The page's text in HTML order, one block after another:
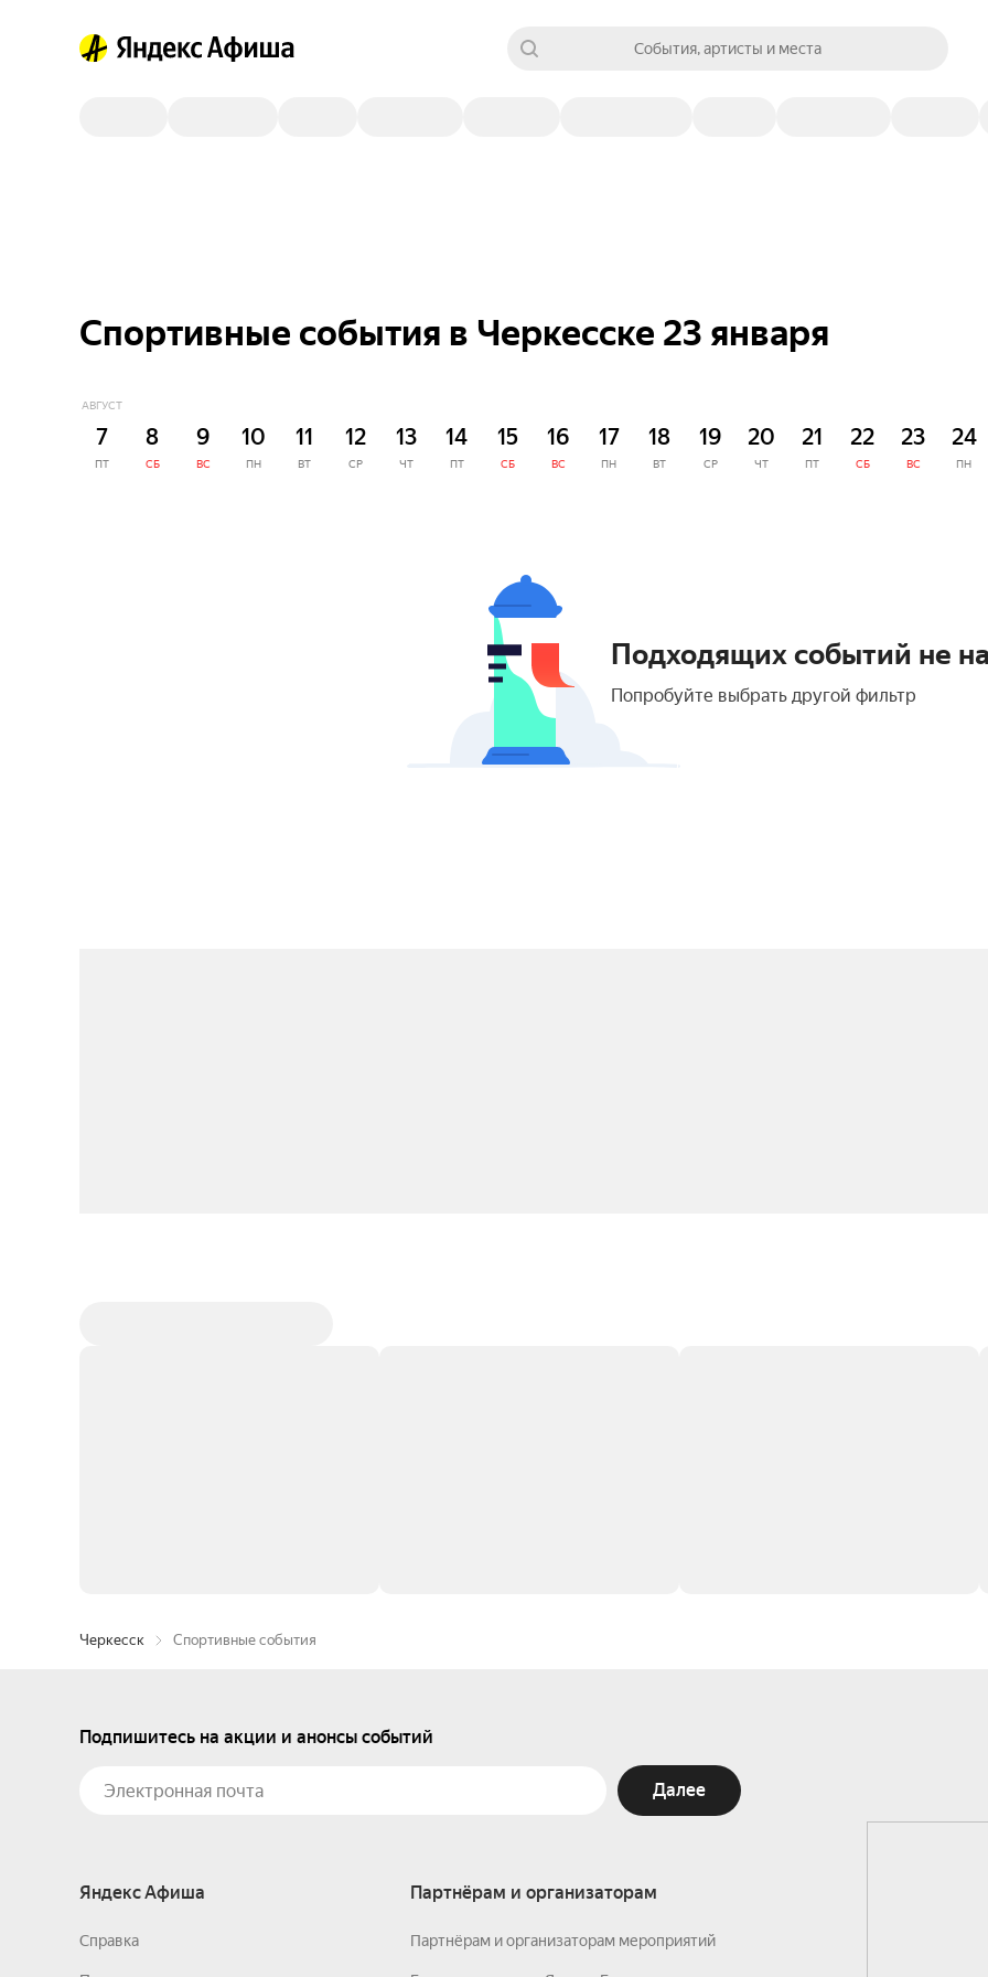
События, артисты и места
Спортивные события в Черкесске 23 января
АВГУСТ
7
ПТ
8
СБ
9
ВС
10
ПН
11
ВТ
12
СР
13
ЧТ
14
ПТ
15
СБ
16
ВС
17
ПН
18
ВТ
19
СР
20
ЧТ
21
ПТ
22
СБ
23
ВС
24
ПН
Подходящих событий не
Попробуйте выбрать другой фильтр
Черкесск Спортивные события
Подпишитесь на акции и анонсы событий
Далее
Яндекс Афиша
Справка
Партнёрам и организаторам
Партнёрам и организаторам мероприятий